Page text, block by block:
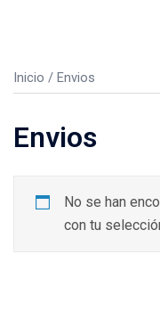
Inicio / Envios
Envios
No se han
con tu